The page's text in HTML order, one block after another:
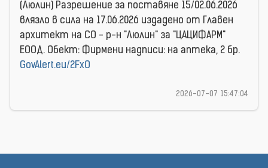
(Люлин) Разрешение за поставяне 15/02.06.2026
влязло в сила на 17.06.2026 издаденo от Главен
архитект на СО - р-н "Люлин" за "ЦАЦИФАРМ"
ЕООД. Обект: Фирмени надписи: на аптека, 2 бр.
GovAlert.eu/2FxO
2026-07-07 15:47:04